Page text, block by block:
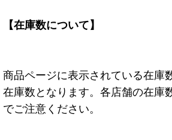
【在庫数について】
商品ページに表示されている在庫
在庫数となります。各店舗の在庫
でご注意ください。